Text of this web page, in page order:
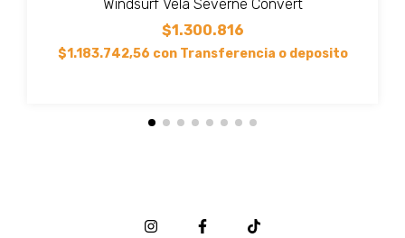
Windsurf Vela Severne Convert
$1.300.816
$1.183.742,56 con Transferencia o deposito